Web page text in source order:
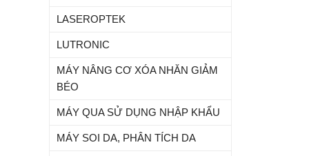
LASEROPTEK
LUTRONIC
MÁY NÂNG CƠ XÓA NHĂN GIẢM
BÉO
MÁY QUA SỬ DỤNG NHẬP KHẨU
MÁY SOI DA, PHÂN TÍCH DA